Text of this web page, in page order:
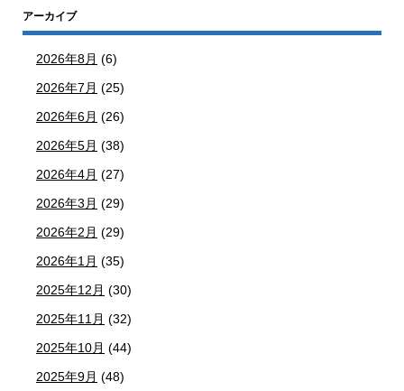
アーカイブ
2026年8月 (6)
2026年7月 (25)
2026年6月 (26)
2026年5月 (38)
2026年4月 (27)
2026年3月 (29)
2026年2月 (29)
2026年1月 (35)
2025年12月 (30)
2025年11月 (32)
2025年10月 (44)
2025年9月 (48)